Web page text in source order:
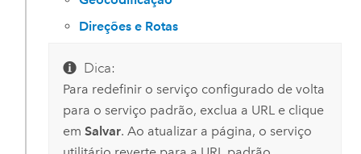
Direções e Rotas
Dica:
Para redefinir o serviço configurado de volta
para o serviço padrão, exclua a URL e clique
em Salvar. Ao atualizar a página, o serviço